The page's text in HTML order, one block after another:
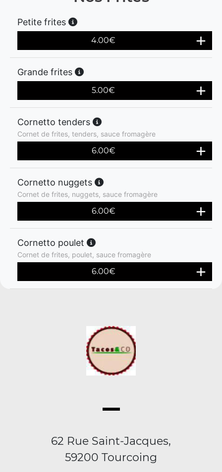
Petite frites
4.00€
Grande frites
5.00€
Cornetto tenders
Cornet de frites, tenders, sauce fromagère
6.00€
Cornetto nuggets
Cornet de frites, nuggets, sauce fromagère
6.00€
Cornetto poulet
Cornet de frites, poulet, sauce fromagère
6.00€
62 Rue Saint-Jacques,
59200 Tourcoing